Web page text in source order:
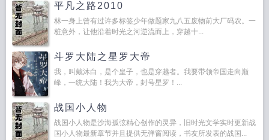
平凡之路2010
林一身上曾有过许多标签少年做题家九八五废物前大厂码农。一
桩意外，让他沿着时光之河逆流而上，穿越十...
斗罗大陆之星罗大帝
我，叫戴沐白，是个皇子，也是穿越者。我要带领帝国走向巅
峰，一统大陆！我为大帝，封号星罗！...
战国小人物
战国小人物是沙海孤弦精心创作的灵异，旧时光文学实时更新战
国小人物最新章节并且提供无弹窗阅读，书友所发表的战国...